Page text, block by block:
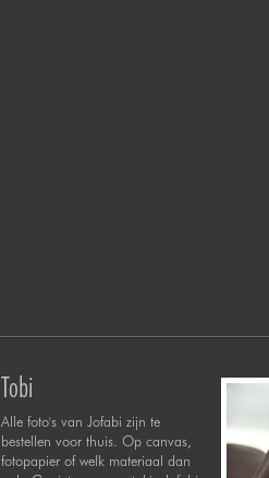
Tobi
Alle foto's van Jofabi zijn te
bestellen voor thuis. Op canvas,
fotopapier of welk materiaal dan